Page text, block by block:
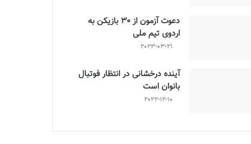
دعوت آزمون از 30 بازیکن به
اردوی تیم ملی
2023-03-21
آینده درخشانی در انتظار فوتبال
بانوان است
2022-12-10